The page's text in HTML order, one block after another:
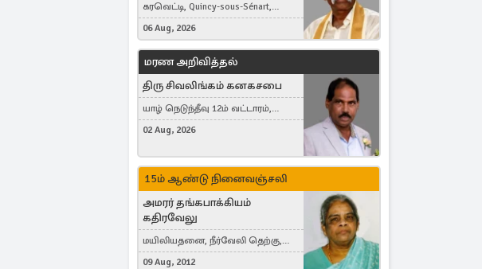
கரவெட்டி, Quincy-sous-Sénart,
France
06 Aug, 2026
மரண அறிவித்தல்
திரு சிவலிங்கம் கனகசபை
யாழ் நெடுந்தீவு 12ம் வட்டாரம்,
Jaffna, நயினாதீவு, London, United
02 Aug, 2026
15ம் ஆண்டு நினைவஞ்சலி
அமரர் தங்கபாக்கியம்
கதிரவேலு
மயிலியதனை, நீர்வேலி தெற்கு,
Herning, Denmark
09 Aug, 2012